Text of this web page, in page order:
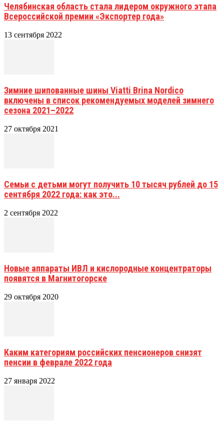
Челябинская область стала лидером окружного этапа
Всероссийской премии «Экспортер года»
13 сентября 2022
Зимние шипованные шины Viatti Brina Nordico
включены в список рекомендуемых моделей зимнего
сезона 2021–2022
27 октября 2021
Семьи с детьми могут получить 10 тысяч рублей до 15
сентября 2022 года: как это...
2 сентября 2022
Новые аппараты ИВЛ и кислородные концентраторы
появятся в Магнитогорске
29 октября 2020
Каким категориям российских пенсионеров снизят
пенсии в феврале 2022 года
27 января 2022